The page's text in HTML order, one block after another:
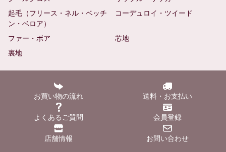
起毛（フリース・ネル・ベッチ
ン・ベロア）
コーデュロイ・ツイード
ファー・ボア
芯地
裏地
お買い物の流れ 送料・お支払い
よくあるご質問 会員登録
店舗情報 お問い合わせ